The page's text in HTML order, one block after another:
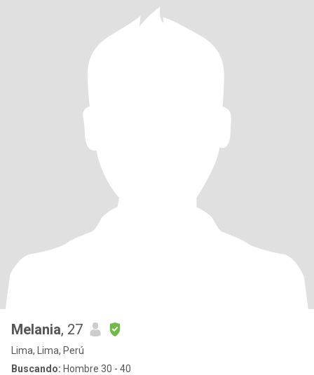
Melania, 27
Lima, Lima, Perú
Buscando: Hombre 30 - 40